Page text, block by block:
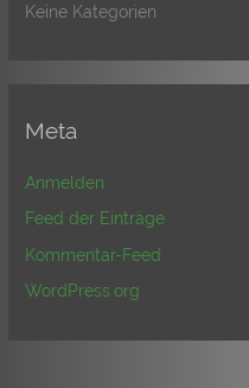
Keine Kategorien
Meta
Anmelden
Feed der Einträge
Kommentar-Feed
WordPress.org